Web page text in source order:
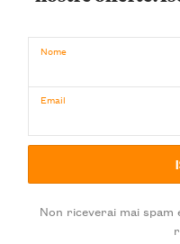
Nome
Email
Non riceverai mai